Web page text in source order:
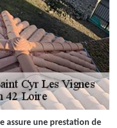
assure une prestation de